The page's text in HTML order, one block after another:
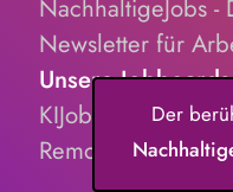
NachhaltigeJobs -
Newsletter für
Unsere Jobboards
KIJobs.de
RemoteJobs.de
Der